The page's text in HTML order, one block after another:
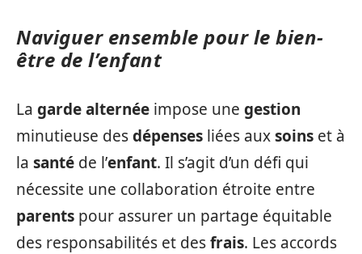
Naviguer ensemble pour le bien-
être de l’enfant
La garde alternée impose une gestion
minutieuse desdépenses liées auxsoins et à
la santé de l’enfant. Il s’agit d’un défi qui
nécessite une collaboration étroite entre
parents pour assurer un partage équitable
des responsabilités et desfrais. Les accords